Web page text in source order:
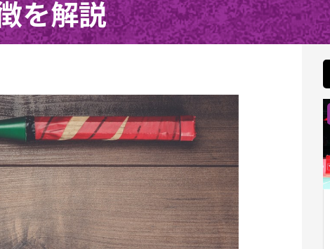
を解説